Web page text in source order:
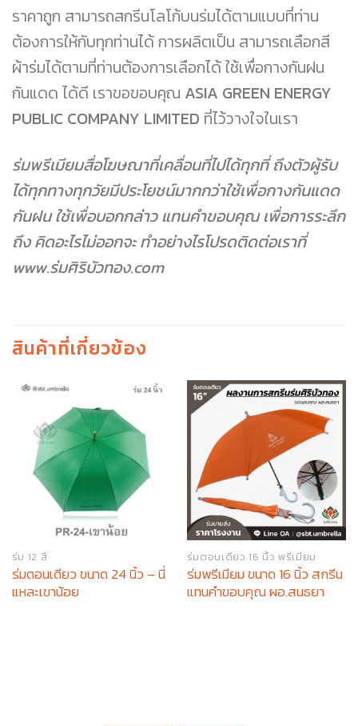
ราคาถูก สามารถสกรีนโลโก้บนร่มได้ตามแบบที่ท่าน
ต้องการให้กับทุกท่านได้ การผลิตเป็น สามารถเลือกสี
ผ้าร่มได้ตามที่ท่านต้องการเลือกได้ ใช้เพื่อกางกันฝน
กันแดด ได้ดี เราขอขอบคุณ ASIA GREEN ENERGY
PUBLIC COMPANY LIMITED ที่ไว้วางใจในเรา
ร่มพรีเมียมสื่อโฆษณาที่เคลื่อนที่ไปได้ทุกที่ ถึงตัวผู้รับ
ได้ทุกทางทุกวัยมีประโยชน์มากกว่าใช้เพื่อกางกันแดด
กันฝน ใช้เพื่อบอกกล่าว แทนคำขอบคุณ เพื่อการระลึก
ถึง คิดอะไรไม่ออกจะ ทำอย่างไรโปรดติดต่อเราที่
www.ร่มศิริบัวทอง.com
สินค้าที่เกี่ยวข้อง
ร่ม 12 สี
ร่มตอนเดียว ขนาด 24 นิ้ว – นี่
แหละเขาน้อย
ร่มตอนเดียว 16 นิ้ว พรีเมียม
ร่มพรีเมียม ขนาด 16 นิ้ว สกรีน
แทนคำขอบคุณ ผอ.สนธยา